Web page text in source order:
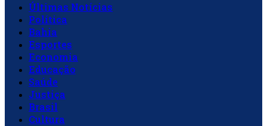
Últimas Notícias
Política
Bahia
Esportes
Economia
Educação
Saúde
Justiça
Brasil
Cultura